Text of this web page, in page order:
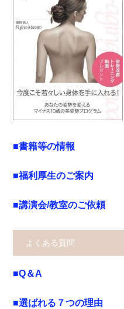
■書籍等の情報
■福利厚生のご案内
■講演会/教室のご依頼
よくある質問
■Q＆A
■選ばれる７つの理由